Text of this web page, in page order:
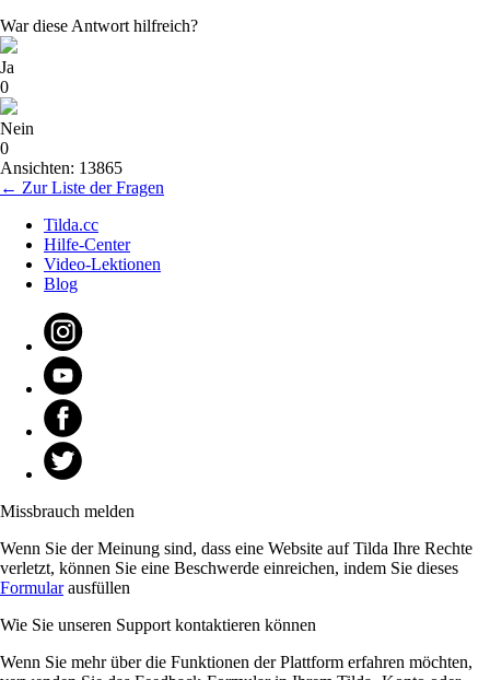
War diese Antwort hilfreich?
Ja
0
Nein
0
Ansichten: 13865
← Zur Liste der Fragen
Tilda.cc
Hilfe-Center
Video-Lektionen
Blog
Missbrauch melden
Wenn Sie der Meinung sind, dass eine Website auf Tilda Ihre Rechte
verletzt, können Sie eine Beschwerde einreichen, indem Sie dieses
Formularausfüllen
Wie Sie unseren Support kontaktieren können
Wenn Sie mehr über die Funktionen der Plattform erfahren möchten,